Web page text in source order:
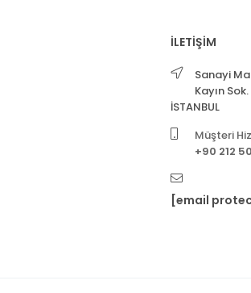
İLETİŞİM
Sanayi
Kayın
İSTANBUL
Müşteri
+90 212
[email